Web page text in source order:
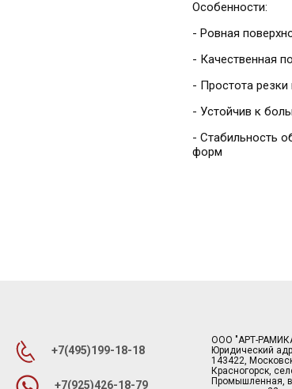
Особенности:
- Ровная
- Качественная
- Простота резки
- Устойчив к
- Стабильность
форм
+7(495)199-18-18
+7(925)426-18-79
ООО "АРТ-
Юридический
143422,
Красногорск,
Промышленная,